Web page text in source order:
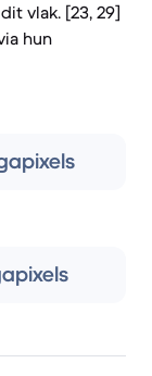
vlak. [23, 29]
hun